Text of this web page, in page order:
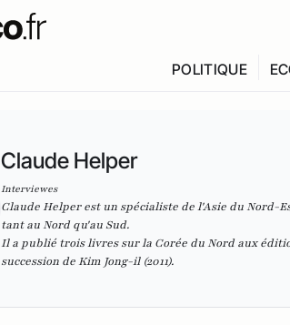
POLITIQUE
Claude Helper
Interviewes
Claude Helper est un spécialiste de l'Asie du Nord-
tant au Nord qu'au Sud.
Il a publié trois livres sur la Corée du Nord aux
succession de Kim Jong-il (2011).